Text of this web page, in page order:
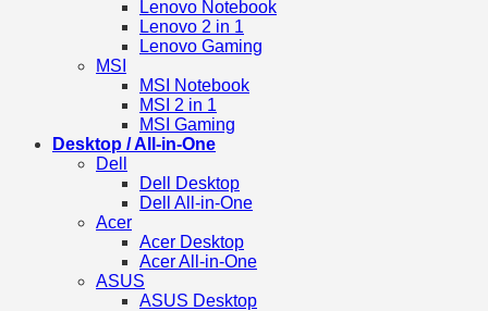
Lenovo Notebook
Lenovo 2 in 1
Lenovo Gaming
MSI
MSI Notebook
MSI 2 in 1
MSI Gaming
Desktop / All-in-One
Dell
Dell Desktop
Dell All-in-One
Acer
Acer Desktop
Acer All-in-One
ASUS
ASUS Desktop